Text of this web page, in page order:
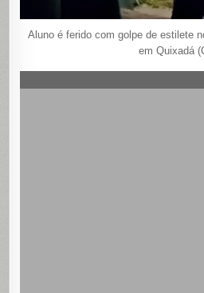
Aluno é ferido com golpe de estilete
em Quixadá